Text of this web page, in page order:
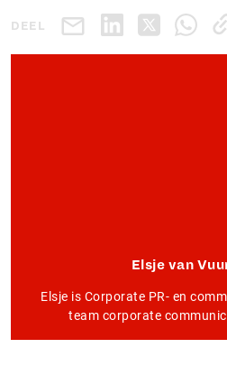
DEEL
Elsje van
Elsje is Corporate PR- en
team corporate